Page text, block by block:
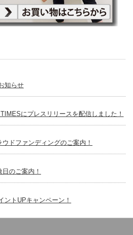
知らせ
にプレスリリースを配信しました！
ウドファンディングのご案内！
日のご案内！
ントUPキャンペーン！